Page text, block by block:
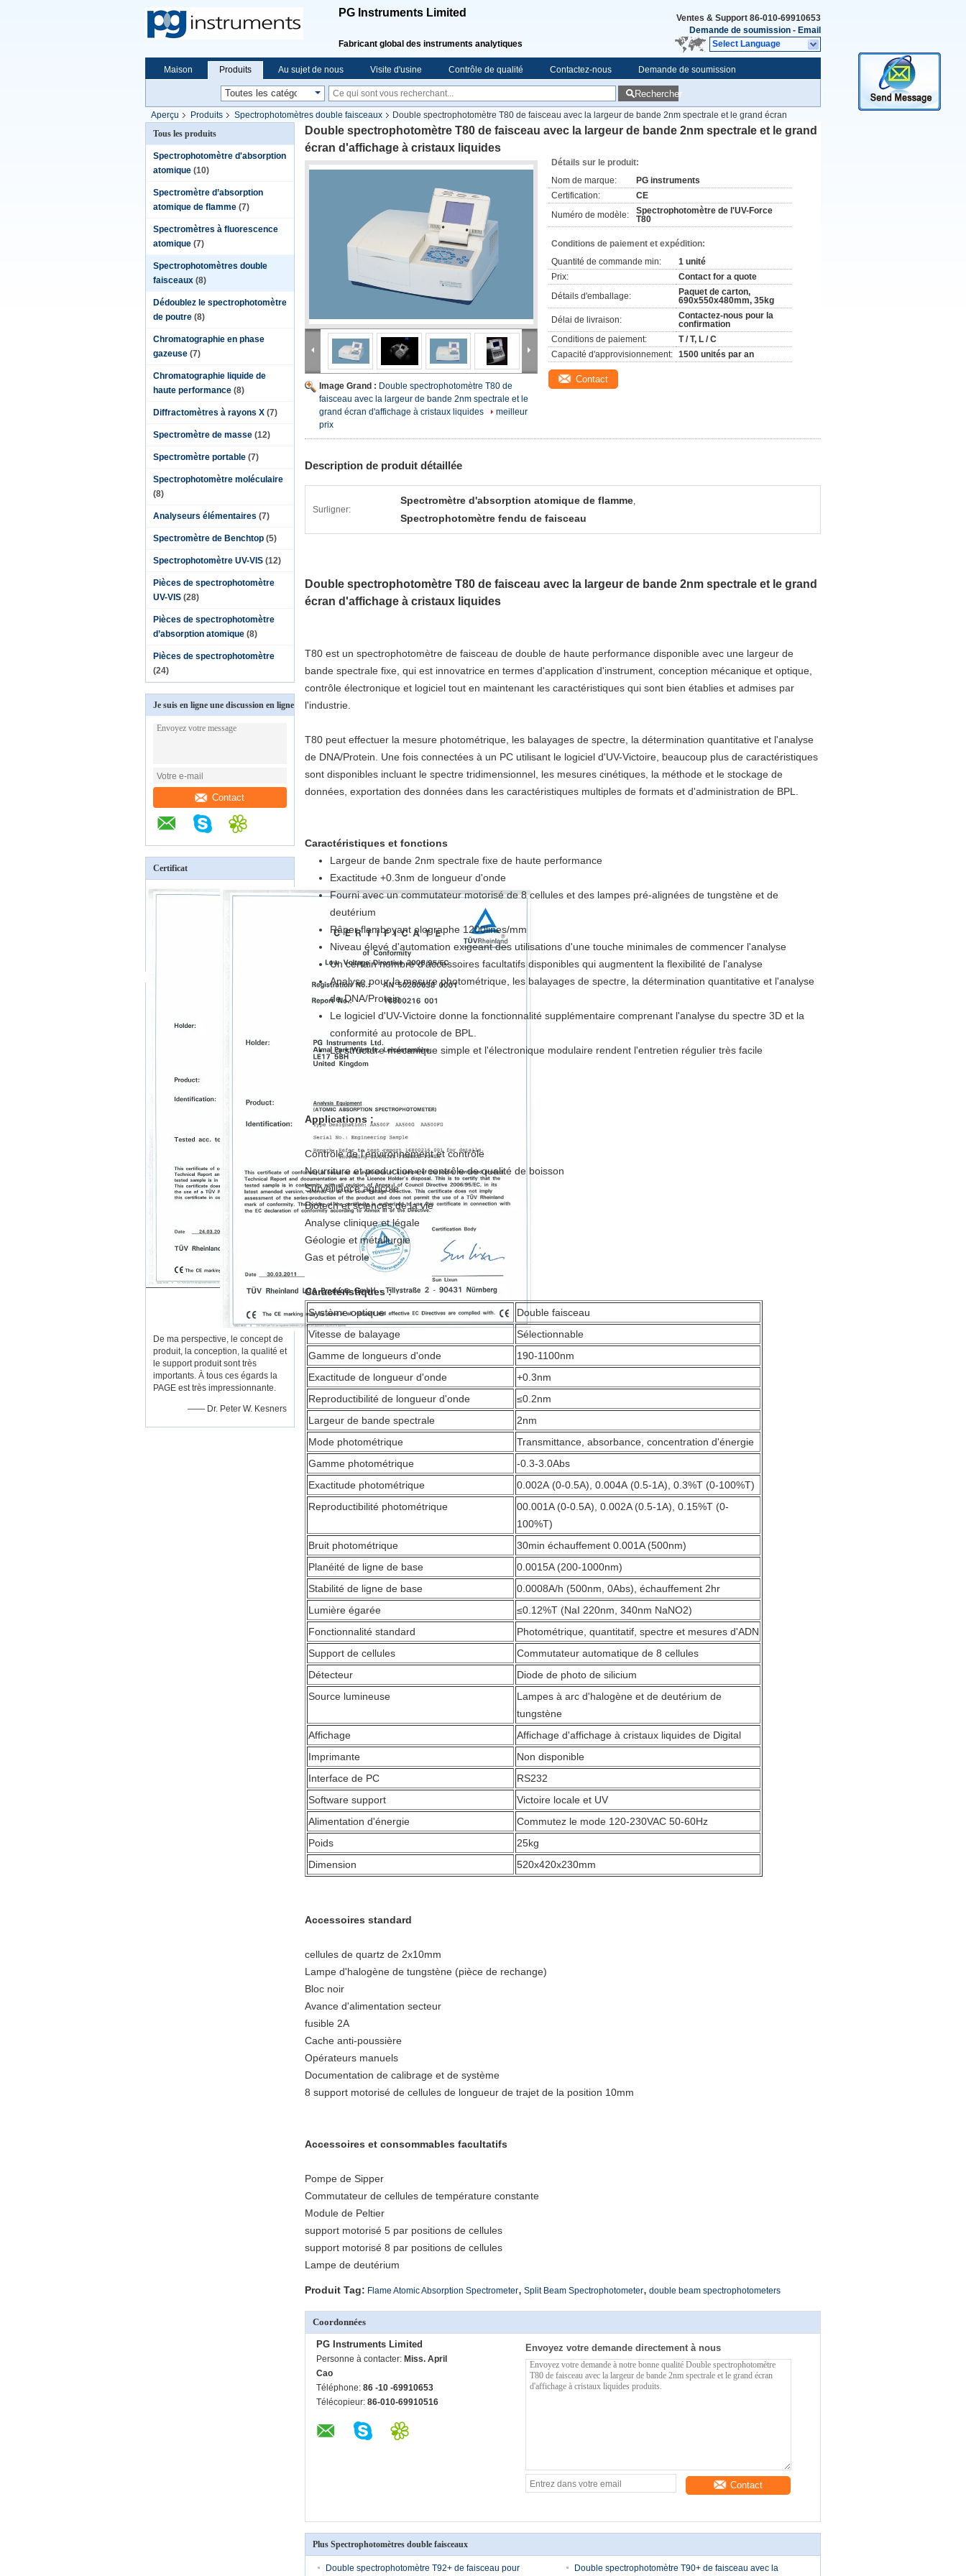
PG Instruments Limited
Fabricant global des instruments analytiques
Ventes & Support 86-010-69910653
Demande de soumission - Email
Select Language
Maison Produits Au sujet de nous Visite d'usine Contrôle de qualité Contactez-nous Demande de soumission
Rechercher
Aperçu Produits Spectrophotomètres double faisceaux
Double spectrophotomètre T80 de faisceau avec la largeur de bande 2nm spectrale et le grand écran
d'affichage à cristaux liquides
Tous les produits
Spectrophotomètre d'absorption
atomique (10)
Spectromètre d’absorption
atomique de flamme (7)
Spectromètres à fluorescence
atomique (7)
Spectrophotomètres double
faisceaux (8)
Dédoublez le spectrophotomètre
de poutre (8)
Chromatographie en phase
gazeuse (7)
Chromatographie liquide de
haute performance (8)
Diffractomètres à rayons X (7)
Spectromètre de masse (12)
Spectromètre portable (7)
Spectrophotomètre moléculaire
(8)
Analyseurs élémentaires (7)
Spectromètre de Benchtop (5)
Spectrophotomètre UV-VIS (12)
Pièces de spectrophotomètre
UV-VIS (28)
Pièces de spectrophotomètre
d’absorption atomique (8)
Pièces de spectrophotomètre
(24)
Je suis en ligne une discussion en ligne
Contact
Certificat
De ma perspective, le concept de
produit, la conception, la qualité et
le support produit sont très
importants. À tous ces égards la
PAGE est très impressionnante.
—— Dr. Peter W. Kesners
Double spectrophotomètre T80 de faisceau avec la largeur de bande 2nm spectrale et le grand
écran d'affichage à cristaux liquides
Image Grand : Double spectrophotomètre T80 de
faisceau avec la largeur de bande 2nm spectrale et le
grand écran d'affichage à cristaux liquides
meilleur
prix
Détails sur le produit:
Nom de marque:
PG instruments
Certification:
CE
Numéro de modèle:
Spectrophotomètre de l'UV-Force
T80
Conditions de paiement et expédition:
Quantité de commande min:
1 unité
Prix:
Contact for a quote
Détails d'emballage:
Paquet de carton,
690x550x480mm, 35kg
Délai de livraison:
Contactez-nous pour la
confirmation
Conditions de paiement:
T / T, L / C
Capacité d'approvisionnement: 1500 unités par an
Contact
Description de produit détaillée
Surligner:
Spectromètre d'absorption atomique de flamme,
Spectrophotomètre fendu de faisceau
Double spectrophotomètre T80 de faisceau avec la largeur de bande 2nm spectrale et le grand
écran d'affichage à cristaux liquides
T80 est un spectrophotomètre de faisceau de double de haute performance disponible avec une largeur de
bande spectrale fixe, qui est innovatrice en termes d'application d'instrument, conception mécanique et optique,
contrôle électronique et logiciel tout en maintenant les caractéristiques qui sont bien établies et admises par
l'industrie.
T80 peut effectuer la mesure photométrique, les balayages de spectre, la détermination quantitative et l'analyse
de DNA/Protein. Une fois connectées à un PC utilisant le logiciel d'UV-Victoire, beaucoup plus de caractéristiques
sont disponibles incluant le spectre tridimensionnel, les mesures cinétiques, la méthode et le stockage de
données, exportation des données dans les caractéristiques multiples de formats et d'administration de BPL.
Caractéristiques et fonctions
Largeur de bande 2nm spectrale fixe de haute performance
Exactitude +0.3nm de longueur d'onde
Fourni avec un commutateur motorisé de 8 cellules et des lampes pré-alignées de tungstène et de
deutérium
Râper flamboyant olographe 1200lines/mm
Niveau élevé d'automation exigeant des utilisations d'une touche minimales de commencer l'analyse
Un certain nombre d'accessoires facultatifs disponibles qui augmentent la flexibilité de l'analyse
Analyse pour la mesure photométrique, les balayages de spectre, la détermination quantitative et l'analyse
de DNA/Protein
Le logiciel d'UV-Victoire donne la fonctionnalité supplémentaire comprenant l'analyse du spectre 3D et la
conformité au protocole de BPL.
La structure mécanique simple et l'électronique modulaire rendent l'entretien régulier très facile
Applications :
Contrôle de l'environnement et contrôle
Nourriture et production et contrôle de qualité de boisson
Surveillance agricole
Biotech et sciences de la vie
Analyse clinique et légale
Géologie et métallurgie
Gas et pétrole
Caractéristiques :
Système optique
Double faisceau
Vitesse de balayage
Sélectionnable
Gamme de longueurs d'onde
190-1100nm
Exactitude de longueur d'onde
+0.3nm
Reproductibilité de longueur d'onde
≤0.2nm
Largeur de bande spectrale
2nm
Mode photométrique
Transmittance, absorbance, concentration d'énergie
Gamme photométrique
-0.3-3.0Abs
Exactitude photométrique
0.002A (0-0.5A), 0.004A (0.5-1A), 0.3%T (0-100%T)
Reproductibilité photométrique
00.001A (0-0.5A), 0.002A (0.5-1A), 0.15%T (0-
100%T)
Bruit photométrique
30min échauffement 0.001A (500nm)
Planéité de ligne de base
0.0015A (200-1000nm)
Stabilité de ligne de base
0.0008A/h (500nm, 0Abs), échauffement 2hr
Lumière égarée
≤0.12%T (NaI 220nm, 340nm NaNO2)
Fonctionnalité standard
Photométrique, quantitatif, spectre et mesures d'ADN
Support de cellules
Commutateur automatique de 8 cellules
Détecteur
Diode de photo de silicium
Source lumineuse
Lampes à arc d'halogène et de deutérium de
tungstène
Affichage
Affichage d'affichage à cristaux liquides de Digital
Imprimante
Non disponible
Interface de PC
RS232
Software support
Victoire locale et UV
Alimentation d'énergie
Commutez le mode 120-230VAC 50-60Hz
Poids
25kg
Dimension
520x420x230mm
Accessoires standard
cellules de quartz de 2x10mm
Lampe d'halogène de tungstène (pièce de rechange)
Bloc noir
Avance d'alimentation secteur
fusible 2A
Cache anti-poussière
Opérateurs manuels
Documentation de calibrage et de système
8 support motorisé de cellules de longueur de trajet de la position 10mm
Accessoires et consommables facultatifs
Pompe de Sipper
Commutateur de cellules de température constante
Module de Peltier
support motorisé 5 par positions de cellules
support motorisé 8 par positions de cellules
Lampe de deutérium
Produit Tag: Flame Atomic Absorption Spectrometer, Split Beam Spectrophotometer, double beam spectrophotometers
Coordonnées
PG Instruments Limited
Personne à contacter: Miss. April
Cao
Téléphone: 86 -10 -69910653
Télécopieur: 86-010-69910516
Envoyez votre demande directement à nous
Contact
Plus Spectrophotomètres double faisceaux
Double spectrophotomètre T92+ de faisceau pour Double spectrophotomètre T90+ de faisceau avec la